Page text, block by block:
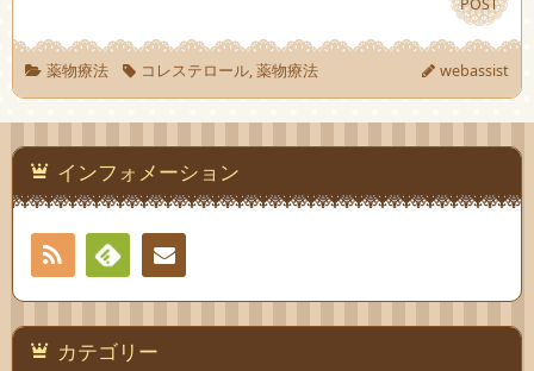
薬物療法 コレステロール,薬物療法 webassist
インフォメーション
RSS
Feedlyお問
い合
カテゴリー